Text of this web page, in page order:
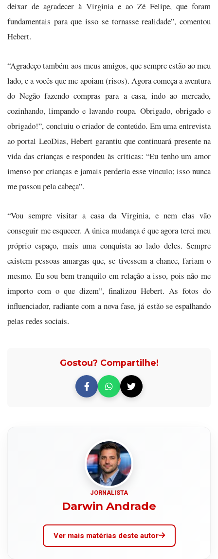
deixar de agradecer à Virginia e ao Zé Felipe, que foram
fundamentais para que isso se tornasse realidade”, comentou
Hebert.
“Agradeço também aos meus amigos, que sempre estão ao meu
lado, e a vocês que me apoiam (risos). Agora começa a aventura
do Negão fazendo compras para a casa, indo ao mercado,
cozinhando, limpando e lavando roupa. Obrigado, obrigado e
obrigado!”, concluiu o criador de conteúdo. Em uma entrevista
ao portal LeoDias, Hebert garantiu que continuará presente na
vida das crianças e respondeu às críticas: “Eu tenho um amor
imenso por crianças e jamais perderia esse vínculo; isso nunca
me passou pela cabeça”.
“Vou sempre visitar a casa da Virginia, e nem elas vão
conseguir me esquecer. A única mudança é que agora terei meu
próprio espaço, mais uma conquista ao lado deles. Sempre
existem pessoas amargas que, se tivessem a chance, fariam o
mesmo. Eu sou bem tranquilo em relação a isso, pois não me
importo com o que dizem”, finalizou Hebert. As fotos do
influenciador, radiante com a nova fase, já estão se espalhando
pelas redes sociais.
Gostou? Compartilhe!
JORNALISTA
Darwin Andrade
Ver mais matérias deste autor